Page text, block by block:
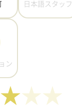
日本語スタッフ
ン